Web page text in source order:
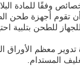
وفقًا للمادة
تقوم أجهزة طحن
للطحن بتلبية
تدوير معظم
المستدام.